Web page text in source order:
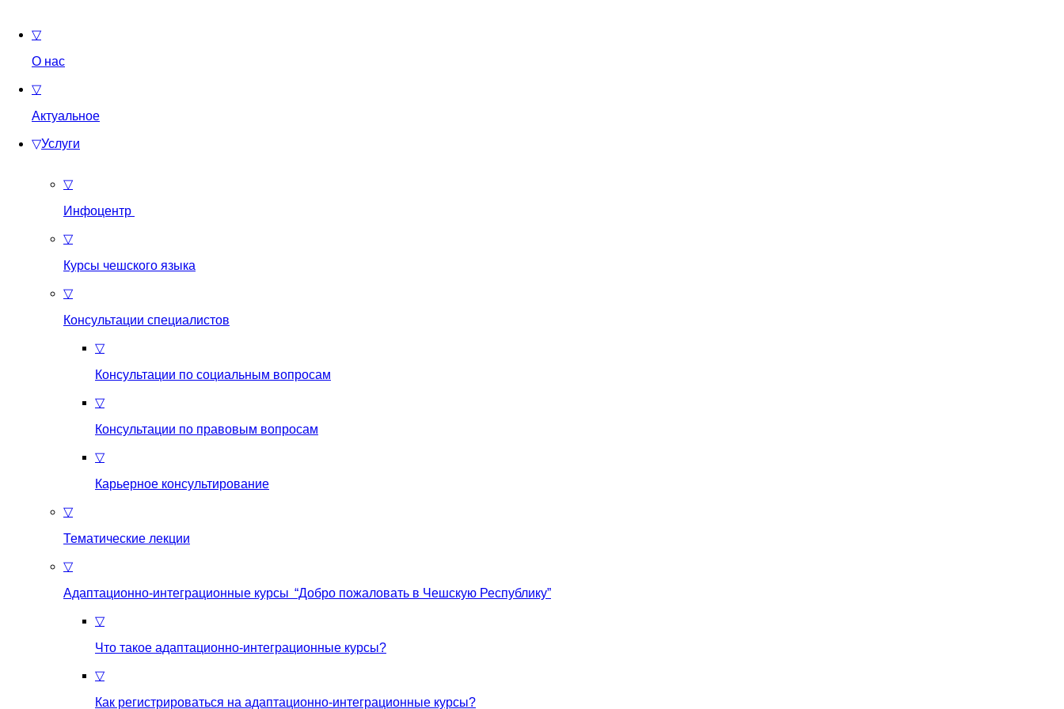
▽
О нас
▽
Актуальное
▽Услуги
▽
Инфоцентр
▽
Курсы чешского языка
▽
Консультации специалистов
▽
Консультации по социальным вопросам
▽
Консультации по правовым вопросам
▽
Карьерное консультирование
▽
Тематические лекции
▽
Адаптационно-интеграционные курсы “Добро пожаловать в Чешскую Республику”
▽
Что такое aдаптационно-интеграционные курсы?
▽
Как регистрироваться на aдаптационно-интеграционные курсы?